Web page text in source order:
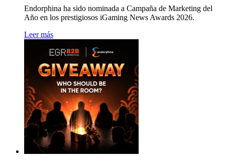
Endorphina ha sido nominada a Campaña de Marketing del
Año en los prestigiosos iGaming News Awards 2026.
Leer más